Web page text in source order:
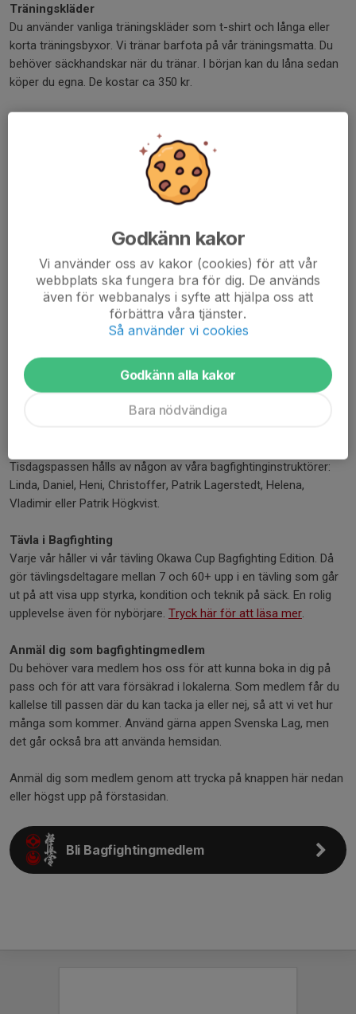
Träningskläder
Du använder vanliga träningskläder som t-shirt och långa eller
korta träningsbyxor. Vi tränar barfota på vår träningsmatta. Du
behöver säckhandskar när du tränar. I början kan du låna sedan
köper du egna. De kostar ca 350 kr.
Medlemsavgiften är 300 kr per kalenderår.
Terminsavgiften är 1 260 kr.
Alternativ till terminsavgift är: engångsbetalning på 95 kr via
Swish. (Du swishar i dojon innan passet och visar instruktören.)
Obs! 10-korten vi hade förut säljs inte längre. De har ersatts med
engångsbetalning via swish. Befintliga 10-kort kan fortsatt
kryssas.
Tisdagar 19–20 och fredagar 18–19.
Instruktörer
Fredagspassen hålls vanligtvis avShihan Mikael Andersson
Tisdagspassen hålls av någon av våra bagfightinginstruktörer:
Linda, Daniel, Heni, Christoffer, Patrik Lagerstedt, Helena,
Vladimir eller Patrik Högkvist
Tävla i Bagfighting
Varje vår håller vi vår tävling Okawa Cup Bagfighting Edition. Då
gör tävlingsdeltagare mellan 7 och 60+ upp i en tävling som går
ut på att visa upp styrka, kondition och teknik på säck. En rolig
upplevelse även för nybörjare. Tryck här för att läsa mer
Anmäl dig som bagfightingmedlem
Du behöver vara medlem hos oss för att kunna boka in dig på
pass och för att vara försäkrad i lokalerna. Som medlem får du
kallelse till passen där du kan tacka ja eller nej, så att vi vet hur
många som kommer. Använd gärna appen Svenska Lag, men
det går också bra att använda hemsidan.
Anmäl dig som medlem genom att trycka på knappen här nedan
eller högst upp på förstasidan.
Bli Bagfightingmedlem
Godkänn kakor
Vi använder oss av kakor (cookies) för att vår
webbplats ska fungera bra för dig. De används
även för webbanalys i syfte att hjälpa oss att
förbättra våra tjänster.
Så använder vi cookies
Godkänn alla kakor
Bara nödvändiga